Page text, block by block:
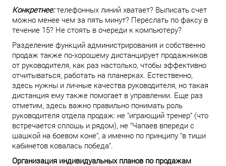
Конкретнее:телефонных линий хватает? Выписать счет
можно менее чем за пять минут? Переслать по факсу в
течение 15? Не стоять в очереди к компьютеру?
Разделение функций администрирования и собственно
продаж также по-хорошему дистанцирует продажников
от руководителя, как раз настолько, чтобы эффективно
отчитываться, работать на планерках. Естественно,
здесь нужны и личные качества руководителя, но такая
дистанция ему также помогает в управлении. Еще раз
отметим, здесь важно правильно понимать роль
руководителя отдела продаж: не "играющий тренер" (что
встречается сплошь и рядом), не "Чапаев впереди с
шашкой на боевом коне", а именно по принципу "в тиши
кабинетов ковалась победа".
Организация индивидуальных планов по продажам